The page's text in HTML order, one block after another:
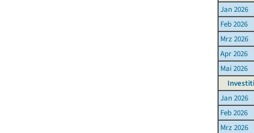
Jan 2026
Feb 2026
Mrz 2026
Apr 2026
Mai 2026
Jan 2026
Feb 2026
Mrz 2026